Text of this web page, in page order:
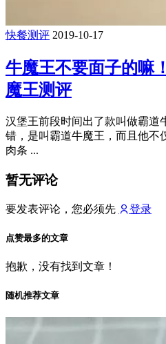
快餐测评 2019-10-17
牛魔王不要面子的嘛
魔王测评
汉堡王前段时间出了款叫做霸道
错，是叫霸道牛魔王，而且他不
肉条 ...
暂无评论
要发表评论，您必须先 登录
点赞最多的文章
抱歉，没有找到文章！
随机推荐文章